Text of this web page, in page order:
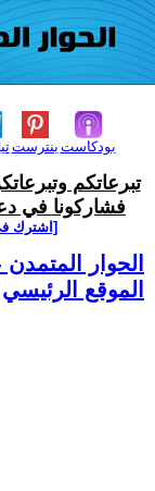
بنترست بودكاست
تبرعاتكم
فشاركونا في
[اشترك
الحوار
الموقع الرئيسي